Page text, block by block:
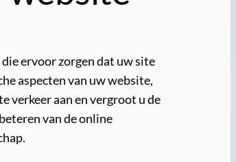
ervoor zorgen dat uw site
aspecten van uw website,
verkeer aan en vergroot u de
van de online